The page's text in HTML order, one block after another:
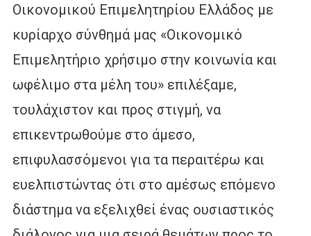
Οικονομικού Επιμελητηρίου Ελλάδος με
κυρίαρχο σύνθημά μας «Οικονομικό
Επιμελητήριο χρήσιμο στην κοινωνία και
ωφέλιμο στα μέλη του» επιλέξαμε,
τουλάχιστον και προς στιγμή, να
επικεντρωθούμε στο άμεσο,
επιφυλασσόμενοι για τα περαιτέρω και
ευελπιστώντας ότι στο αμέσως επόμενο
διάστημα να εξελιχθεί ένας ουσιαστικός